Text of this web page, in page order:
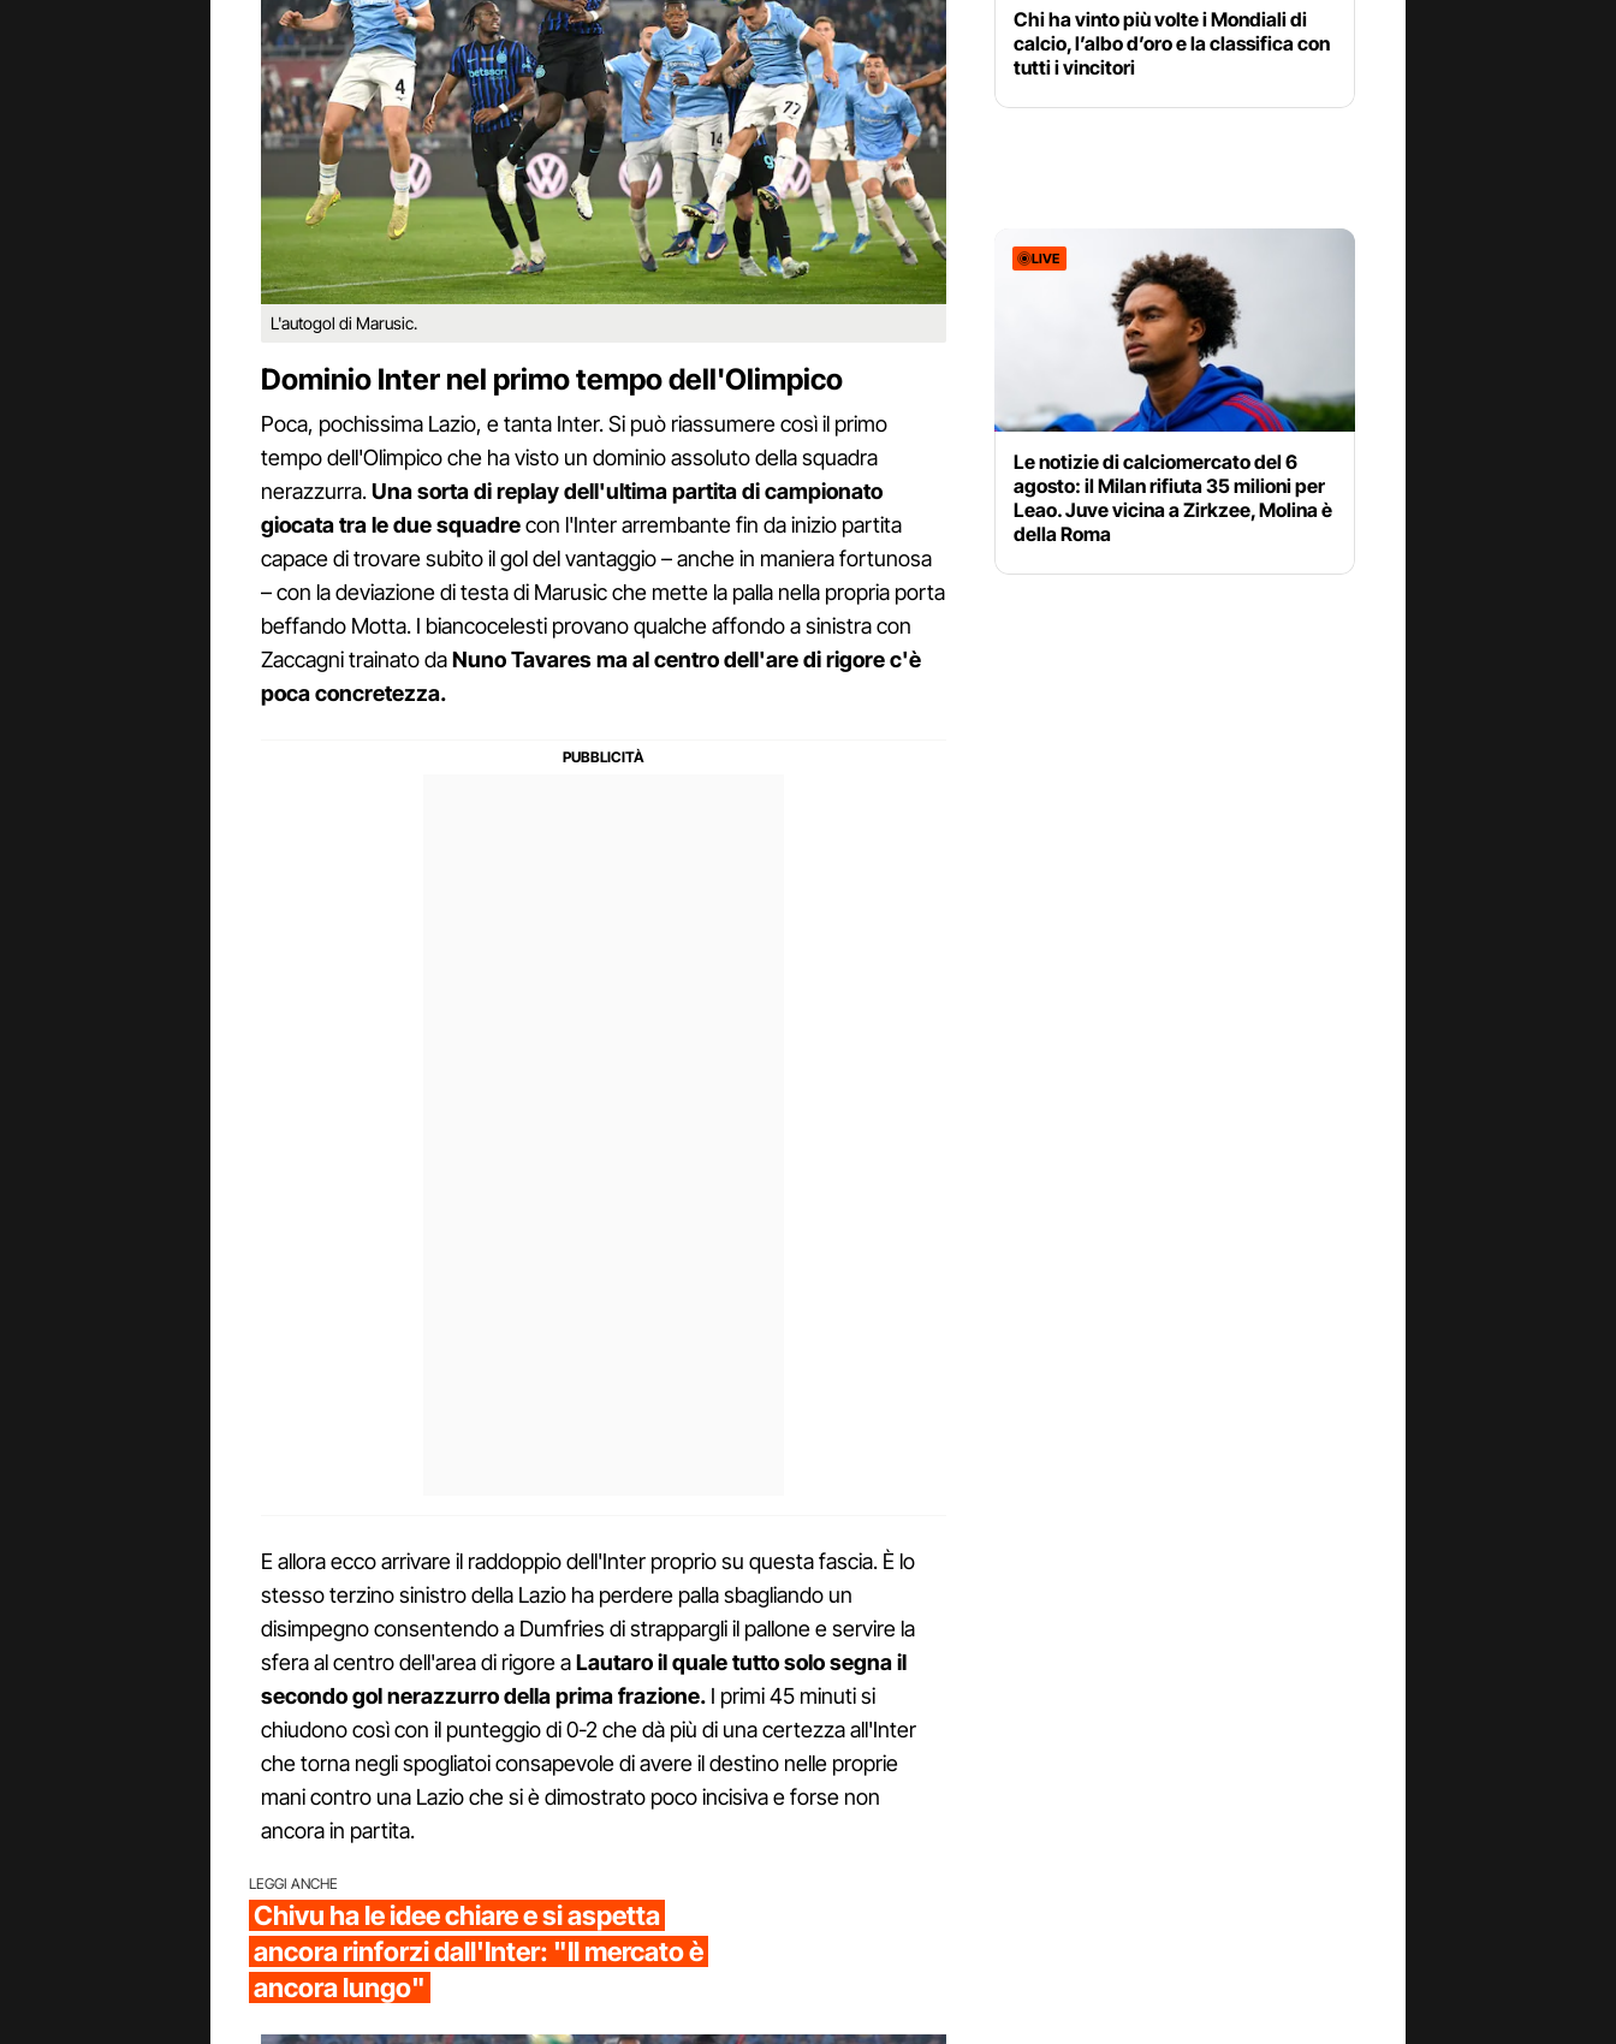
L'autogol di Marusic.
Dominio Inter nel primo tempo dell'Olimpico
Poca, pochissima Lazio, e tanta Inter. Si può riassumere così il primo
tempo dell'Olimpico che ha visto un dominio assoluto della squadra
nerazzurra.Una sorta di replay dell'ultima partita di campionato
giocata tra le due squadrecon l'Inter arrembante fin da inizio partita
capace di trovare subito il gol del vantaggio – anche in maniera fortunosa
– con la deviazione di testa di Marusic che mette la palla nella propria porta
beffando Motta. I biancocelesti provano qualche affondo a sinistra con
Zaccagni trainato daNuno Tavares ma al centro dell'are di rigore c'è
poca concretezza.
E allora ecco arrivare il raddoppio dell'Inter proprio su questa fascia. È lo
stesso terzino sinistro della Lazio ha perdere palla sbagliando un
disimpegno consentendo a Dumfries di strappargli il pallone e servire la
sfera al centro dell'area di rigore aLautaro il quale tutto solo segna il
secondo gol nerazzurro della prima frazione. I primi 45 minuti si
chiudono così con il punteggio di 0-2 che dà più di una certezza all'Inter
che torna negli spogliatoi consapevole di avere il destino nelle proprie
mani contro una Lazio che si è dimostrato poco incisiva e forse non
ancora in partita.
LEGGI ANCHE
Chivu ha le idee chiare e si aspetta
ancora rinforzi dall'Inter: "Il mercato è
ancora lungo"
Chi ha vinto più volte i Mondiali di
calcio, l’albo d’oro e la classifica con
tutti i vincitori
LIVE
Le notizie di calciomercato del 6
agosto: il Milan rifiuta 35 milioni per
Leao. Juve vicina a Zirkzee, Molina è
della Roma